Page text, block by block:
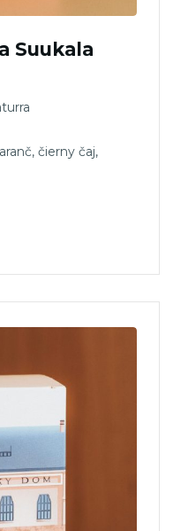
Suukala
čierny čaj,